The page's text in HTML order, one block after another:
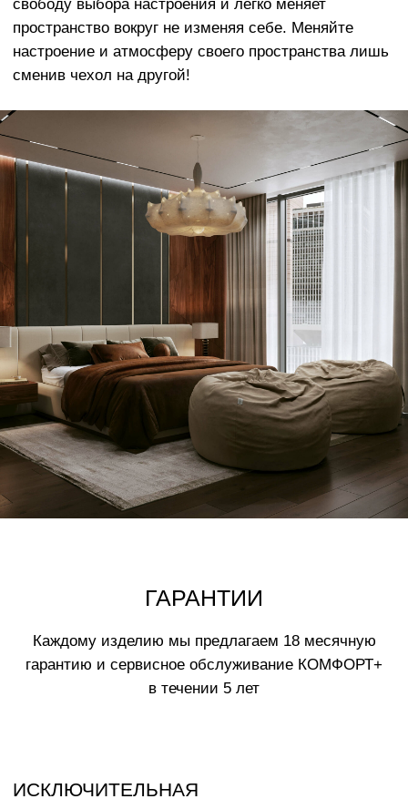
Наши материалы разработаны с учетом
реальной жизни - чехлы очень легко
отличаются долговечным качеством и
исключительной мягкостью
Отправить
ОСТАЛИСЬ ВОПРОСЫ?
Оставьте заявку и мы свяжемся с вами
в ближайшее время
Нажимая на кнопку вы соглашаетесьс
политикой обработки данных
ВАМ МОЖЕТ ПОНРАВИТЬСЯ